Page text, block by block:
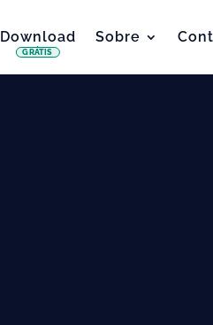
Download
GRÁTIS
Sobre